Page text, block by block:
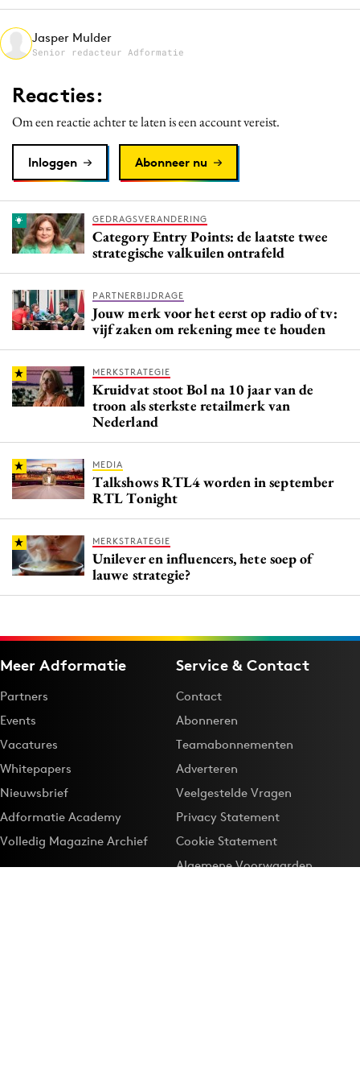
Merkstrategie
Programmatic
Purpose Marketing
Jasper Mulder
Senior redacteur Adformatie
Reacties:
Om een reactie achter te laten is een account vereist.
Inloggen Abonneer nu
GEDRAGSVERANDERING
Category Entry Points: de laatste twee
strategische valkuilen ontrafeld
PARTNERBIJDRAGE
Jouw merk voor het eerst op radio of tv:
vijf zaken om rekening mee te houden
MERKSTRATEGIE
Kruidvat stoot Bol na 10 jaar van de
troon als sterkste retailmerk van
Nederland
MEDIA
Talkshows RTL4 worden in september
RTL Tonight
MERKSTRATEGIE
Unilever en influencers, hete soep of
lauwe strategie?
Meer Adformatie
Partners
Events
Vacatures
Whitepapers
Nieuwsbrief
Adformatie Academy
Volledig Magazine Archief
Service & Contact
Contact
Abonneren
Teamabonnementen
Adverteren
Veelgestelde Vragen
Privacy Statement
Cookie Statement
Algemene Voorwaarden